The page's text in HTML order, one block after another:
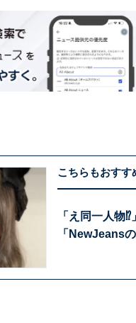
こちらもおすす
「え同一人物
「NewJeans